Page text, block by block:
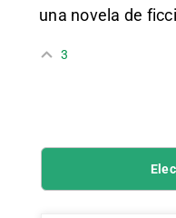
una novela de
3